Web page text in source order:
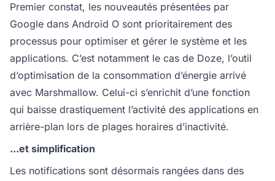
Premier constat, les nouveautés présentées par
Google dans Android O sont prioritairement des
processus pour optimiser et gérer le système et les
applications. C’est notamment le cas de Doze, l’outil
d’optimisation de la consommation d’énergie arrivé
avec Marshmallow. Celui-ci s’enrichit d’une fonction
qui baisse drastiquement l’activité des applications en
arrière-plan lors de plages horaires d’inactivité.
...et simplification
Les notifications sont désormais rangées dans des